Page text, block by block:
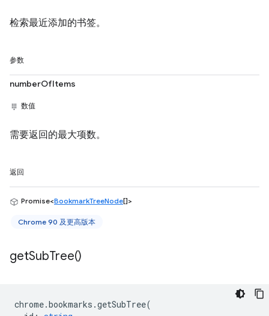
检索最近添加的书签。
参数
numberOfItems
数值
需要返回的最大项数。
返回
Promise<BookmarkTreeNode[]>
Chrome 90 及更高版本
getSubTree()
chrome.bookmarks .getSubTree(